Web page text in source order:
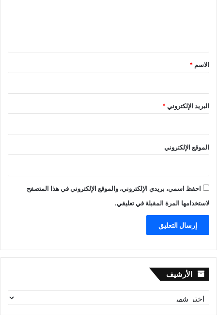
*
الاسم *
البريد الإلكتروني*
الموقع الإلكتروني
احفظ اسمي، بريدي الإلكتروني، والموقع الإلكتروني في هذا المتصفح
لاستخدامها المرة المقبلة في تعليقي.
الأرشيف الأرشيف